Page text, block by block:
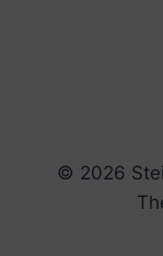
© 2026